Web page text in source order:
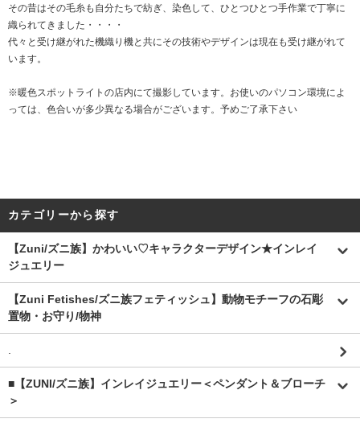
その昔はその毛糸も自分たちで紡ぎ、染色して、ひとつひとつ手作業で丁寧に
織られてきました・・・・
代々と受け継がれた機織り機と共にその技術やデザインは現在も受け継がれて
います。
※暖色スポットライトの店内にて撮影しています。お使いのパソコン環境によ
っては、色合いが多少異なる場合がございます。予めご了承下さい
カテゴリーから探す
【Zuni/ズニ族】かわいい♡キャラクターデザイン★インレイ
ジュエリー
【Zuni Fetishes/ズニ族フェティッシュ】動物モチーフの石彫
置物・お守り/物神
.
■【ZUNI/ズニ族】インレイジュエリー＜ペンダント＆ブローチ
＞